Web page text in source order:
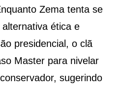
Zema tenta se
ética e
presidencial, o clã
Master para nivelar
sugerindo